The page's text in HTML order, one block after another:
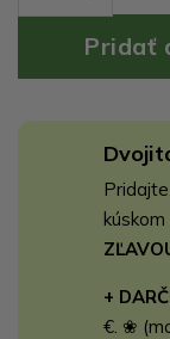
kúskom
+
€. ❀